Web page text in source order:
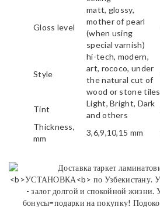
Gloss level
matt, glossy,
mother of pearl
(when using
special varnish)
Style
hi-tech, modern,
art, rococo, under
the natural cut of
wood or stone tiles
Tint
Light, Bright, Dark
and others
Thickness,
mm
3,6,9,10,15 mm